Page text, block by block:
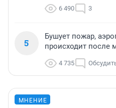
6 490 3
5
Бушует пожар,
происходит после
4 735
МНЕНИЕ